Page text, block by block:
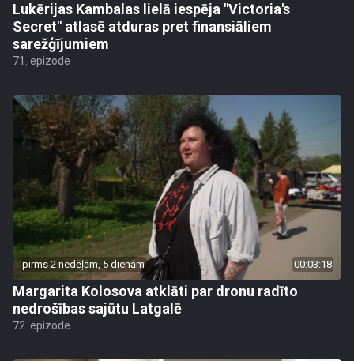
Lukērijas Kambalas lielā iespēja "Victoria's
Secret" atlasē atduras pret finansiāliem
sarežģījumiem
71. epizode
pirms 2 nedēļām, 5 dienām 00:03:18
Margarita Kolosova atklāti par dronu radīto
nedrošības sajūtu Latgalē
72. epizode